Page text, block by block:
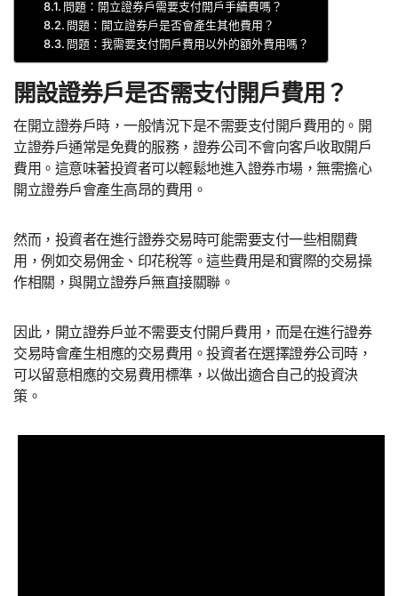
問題：開立證券戶需要支付開戶手續費嗎？
問題：開立證券戶是否會產生其他費用？
問題：我需要支付開戶費用以外的額外費用嗎？
開設證券戶是否需支付開戶費用？
在開立證券戶時，一般情況下是不需要支付開戶費用的。開
立證券戶通常是免費的服務，證券公司不會向客戶收取開戶
費用。這意味著投資者可以輕鬆地進入證券市場，無需擔心
開立證券戶會產生高昂的費用。
然而，投資者在進行證券交易時可能需要支付一些相關費
用，例如交易佣金、印花稅等。這些費用是和實際的交易操
作相關，與開立證券戶無直接關聯。
因此，開立證券戶並不需要支付開戶費用，而是在進行證券
交易時會產生相應的交易費用。投資者在選擇證券公司時，
可以留意相應的交易費用標準，以做出適合自己的投資決
策。